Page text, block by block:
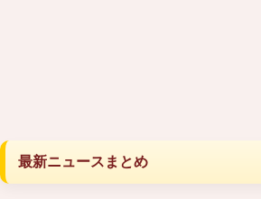
最新ニュースまとめ